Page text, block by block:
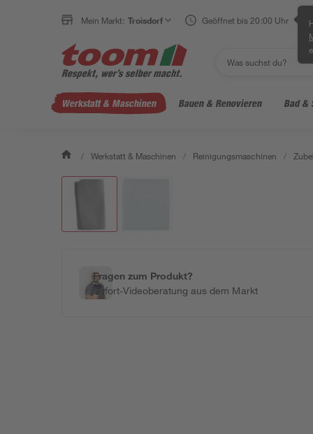
Mein Markt: Troisdorf Geöffnet bis 20:00 Uhr
Werkstatt & Maschinen Bauen & Renovieren Bad &
/ Werkstatt & Maschinen / Reinigungsmaschinen /
Fragen zum Produkt?
Sofort-Videoberatung aus dem Markt